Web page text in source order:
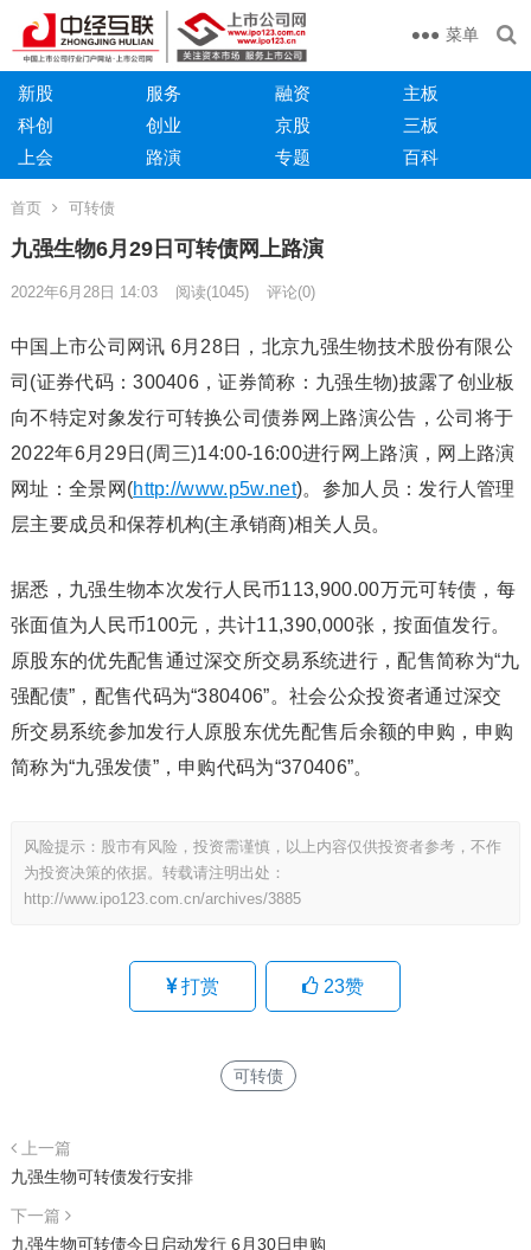
菜单
新股 服务 融资
主板
科创
创业 京股
三板
上会
路演 专题 百科
首页 可转债
九强生物6月29日可转债网上路演
2022年6月28日 14:03 阅读(1045) 评论(0)
中国上市公司网讯 6月28日，北京九强生物技术股份有限公
司(证券代码：300406，证券简称：九强生物)披露了创业板
向不特定对象发行可转换公司债券网上路演公告，公司将于
2022年6月29日(周三)14:00-16:00进行网上路演，网上路演
网址：全景网(http://www.p5w.net)。参加人员：发行人管理
层主要成员和保荐机构(主承销商)相关人员。
据悉，九强生物本次发行人民币113,900.00万元可转债，每
张面值为人民币100元，共计11,390,000张，按面值发行。
原股东的优先配售通过深交所交易系统进行，配售简称为“九
强配债”，配售代码为“380406”。社会公众投资者通过深交
所交易系统参加发行人原股东优先配售后余额的申购，申购
简称为“九强发债”，申购代码为“370406”。
风险提示：股市有风险，投资需谨慎，以上内容仅供投资者参考，不作
为投资决策的依据。转载请注明出处：
http://www.ipo123.com.cn/archives/3885
打赏 23赞
可转债
上一篇
九强生物可转债发行安排
下一篇
九强生物可转债今日启动发行 6月30日申购